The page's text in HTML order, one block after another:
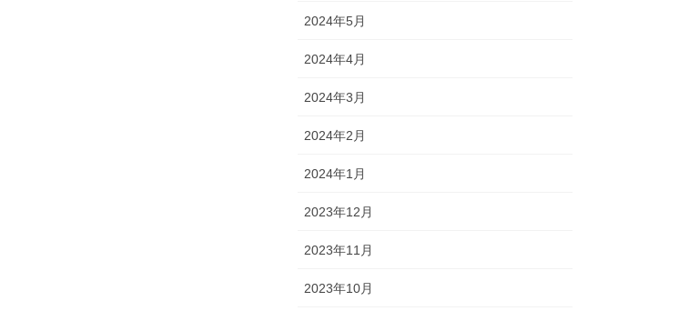
2024年5月
2024年4月
2024年3月
2024年2月
2024年1月
2023年12月
2023年11月
2023年10月